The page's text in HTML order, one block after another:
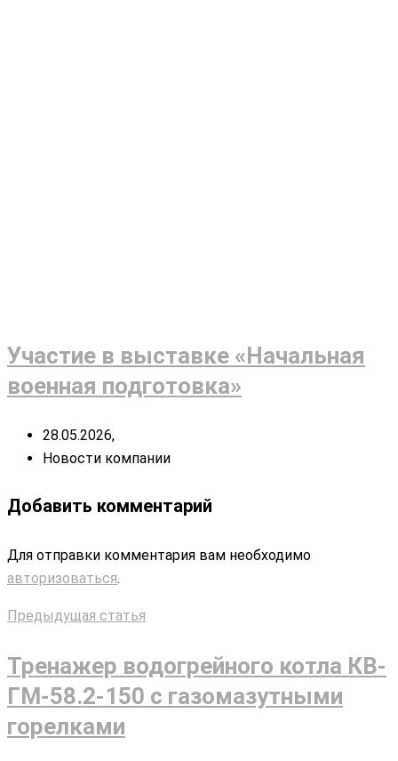
Участие в выставке «Начальная
военная подготовка»
28.05.2026,
Новости компании
Добавить комментарий
Для отправки комментария вам необходимо
авторизоваться.
Предыдущая статья
Тренажер водогрейного котла КВ-
ГМ-58.2-150 с газомазутными
горелками